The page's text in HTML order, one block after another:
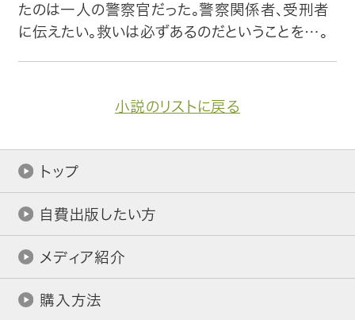
たのは一人の警察官だった。警察関係者、受刑者
に伝えたい。救いは必ずあるのだということを…。
小説のリストに戻る
トップ
自費出版したい方
メディア紹介
購入方法